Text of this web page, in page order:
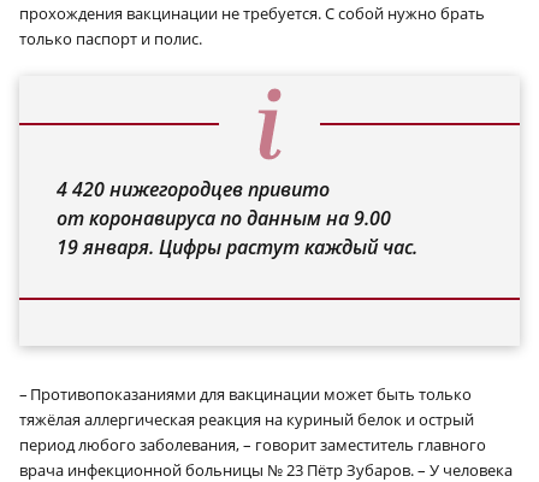
прохождения вакцинации не требуется. С собой нужно брать
только паспорт и полис.
4 420 нижегородцев привито
от коронавируса по данным на 9.00
19 января. Цифры растут каждый час.
– Противопоказаниями для вакцинации может быть только
тяжёлая аллергическая реакция на куриный белок и острый
период любого заболевания, – говорит заместитель главного
врача инфекционной больницы № 23 Пётр Зубаров. – У человека